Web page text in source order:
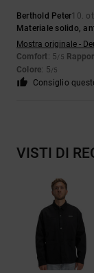
Berthold Peter10.
Materiale solido,
Mostra originale -
Comfort: 5/5
Colore: 5/5
Consiglio
VISTI DI